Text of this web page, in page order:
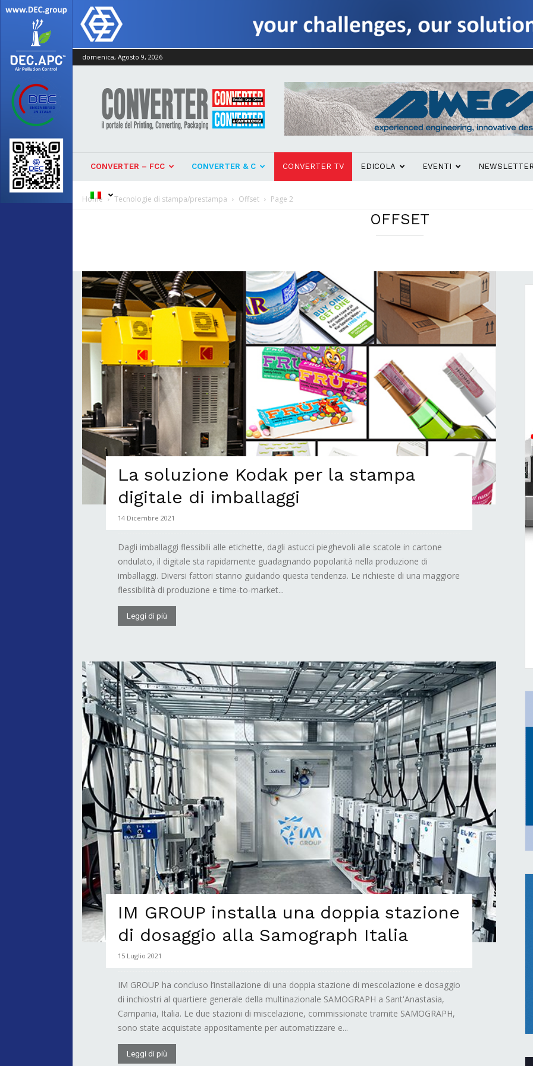
domenica, Agosto 9, 2026
Converter
CONVERTER – FCC CONVERTER & C CONVERTER TV EDICOLA EVENTI
Home Tecnologie di stampa/prestampa Offset Page 2
OFFSET
La soluzione Kodak per la stampa
digitale di imballaggi
14 Dicembre 2021
Dagli imballaggi flessibili alle etichette, dagli astucci pieghevoli alle scatole in cartone
ondulato, il digitale sta rapidamente guadagnando popolarità nella produzione di
imballaggi. Diversi fattori stanno guidando questa tendenza. Le richieste di una maggiore
flessibilità di produzione e time-to-market...
Leggi di più
IM GROUP installa una doppia stazione
di dosaggio alla Samograph Italia
15 Luglio 2021
IM GROUP ha concluso l’installazione di una doppia stazione di mescolazione e dosaggio
di inchiostri al quartiere generale della multinazionale SAMOGRAPH a Sant'Anastasia,
Campania, Italia. Le due stazioni di miscelazione, commissionate tramite SAMOGRAPH,
sono state acquistate appositamente per automatizzare e...
Leggi di più